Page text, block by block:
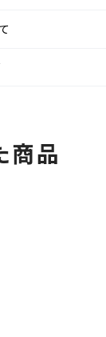
商品